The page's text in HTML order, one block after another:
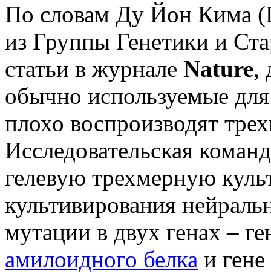
По словам Ду Йон Кима
из Группы Генетики и
статьи в журнале Nature,
обычно используемые
плохо воспроизводят
Исследовательская
гелевую трехмерную
культивирования
мутации в двух генах –
амилоидного белка и гене